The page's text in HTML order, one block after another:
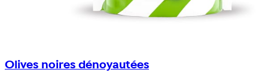
Olives noires dénoyautées